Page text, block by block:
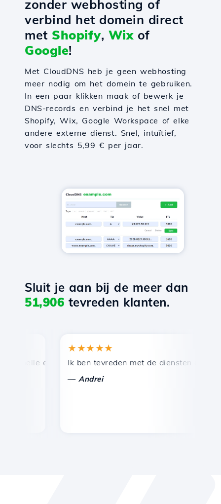
zonder webhosting of
verbind het domein direct
met Shopify, Wixof
Google!
Met CloudDNS heb je geen webhosting
meer nodig om het domein te gebruiken.
In een paar klikken maak of bewerk je
DNS-records en verbind je het snel met
Shopify, Wix, Google Workspace of elke
andere externe dienst. Snel, intuïtief,
voor slechts 5,99 € per jaar.
Sluit je aan bij de meer dan
51,906 tevreden klanten.
en efficiënte technische ondersteuning.
★★★★★
Ik ben tevreden met de diensten die door
Andrei